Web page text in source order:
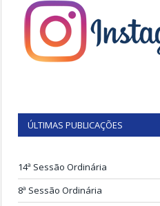
ÚLTIMAS PUBLICAÇÕES
14ª Sessão Ordinária
8ª Sessão Ordinária